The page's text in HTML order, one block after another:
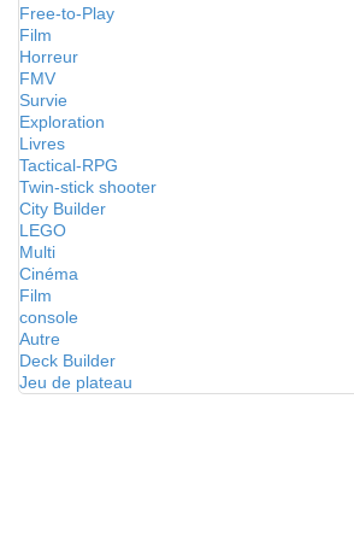
Free-to-Play
Film
Horreur
FMV
Survie
Exploration
Livres
Tactical-RPG
Twin-stick shooter
City Builder
LEGO
Multi
Cinéma
Film
console
Autre
Deck Builder
Jeu de plateau